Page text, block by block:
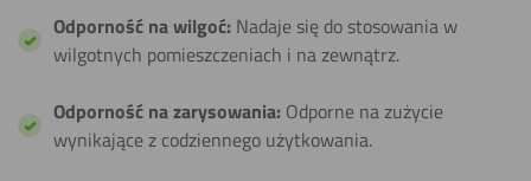
Odporność na wilgoć: Nadaje się do stosowania w
wilgotnych pomieszczeniach i na zewnątrz.
Odporność na zarysowania: Odporne na zużycie
wynikające z codziennego użytkowania.